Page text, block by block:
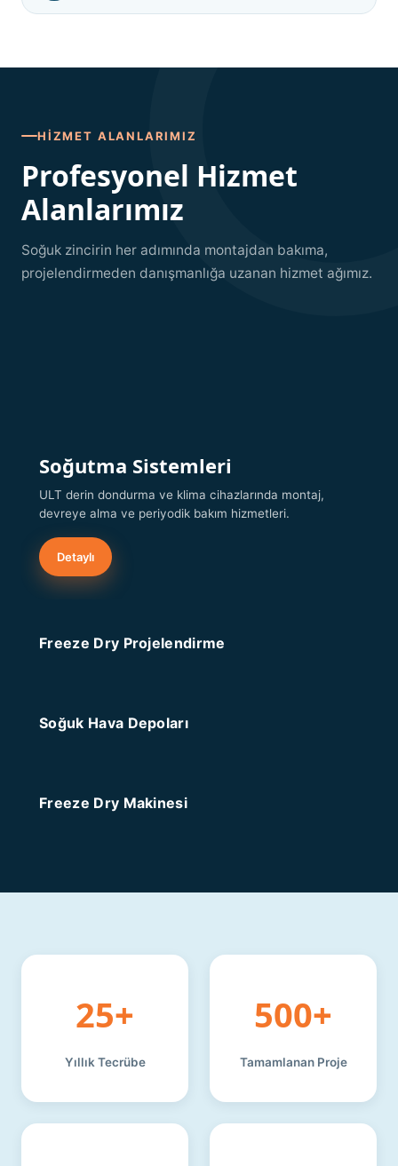
HIZMET ALANLARIMIZ
Profesyonel Hizmet
Alanlarımız
Soğuk zincirin her adımında montajdan bakıma,
projelendirmeden danışmanlığa uzanan hizmet ağımız.
Soğutma Sistemleri
ULT derin dondurma ve klima cihazlarında montaj,
devreye alma ve periyodik bakım hizmetleri.
Detaylı
Freeze Dry Projelendirme
Soğuk Hava Depoları
Freeze Dry Makinesi
25+
Yıllık Tecrübe
500+
Tamamlanan Proje